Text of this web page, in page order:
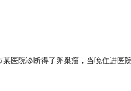
医院诊断得了卵巢瘤，当晚住进医